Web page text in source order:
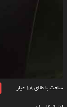
ساخت با طلای ۱۸ عیار